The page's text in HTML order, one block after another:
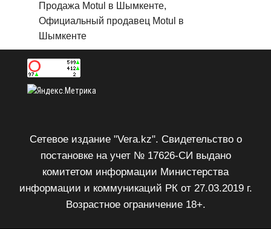
Продажа Motul в Шымкенте,
Официальный продавец Motul в
Шымкенте
Сетевое издание "Vera.kz". Свидетельство о
постановке на учет № 17626-СИ выдано
комитетом информации Министерства
информации и коммуникаций РК от 27.03.2019 г.
Возрастное ограничение 18+.